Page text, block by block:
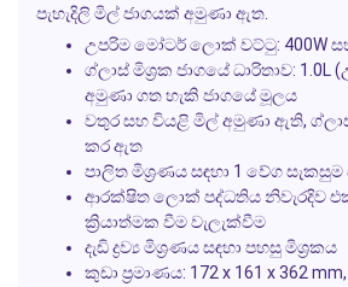
පැහැදිලි මිල් ජාගයක් අමුණා ඇත.
උපරිම මෝටර් ලොක් වට්ටු: 400W
ග්ලාස් මිශ්‍රක ජාගයේ ධාරිතාව: 1.0L
අමුණා ගත හැකි ජාගයේ මූලය
වතුර සහ වියළි මිල් අමුණා ඇති,
කර ඇත
පාලිත මිශ්‍රණය සඳහා 1 වේග
ආරක්ෂිත ලොක් පද්ධතිය
ක්‍රියාත්මක වීම වැලැක්වීම
දැඩි ද්‍රව්‍ය මිශ්‍රණය සඳහා පහසු මිශ්‍රකය
කුඩා ප්‍රමාණය: 172 x 161 x 362